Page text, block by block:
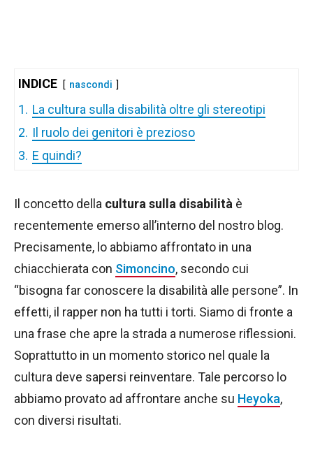
INDICE nascondi
1. La cultura sulla disabilità oltre gli stereotipi
2. Il ruolo dei genitori è prezioso
3. E quindi?
Il concetto della cultura sulla disabilità è
recentemente emerso all’interno del nostro blog.
Precisamente, lo abbiamo affrontato in una
chiacchierata con Simoncino, secondo cui
“bisogna far conoscere la disabilità alle persone”. In
effetti, il rapper non ha tutti i torti. Siamo di fronte a
una frase che apre la strada a numerose riflessioni.
Soprattutto in un momento storico nel quale la
cultura deve sapersi reinventare. Tale percorso lo
abbiamo provato ad affrontare anche su Heyoka,
con diversi risultati.